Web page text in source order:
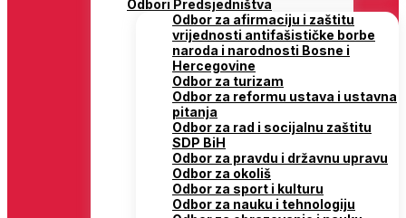
Odbori Predsjedništva
Odbor za afirmaciju i zaštitu
vrijednosti antifašističke borbe
naroda i narodnosti Bosne i
Hercegovine
Odbor za turizam
Odbor za reformu ustava i ustavna
pitanja
Odbor za rad i socijalnu zaštitu
SDP BiH
Odbor za pravdu i državnu upravu
Odbor za okoliš
Odbor za sport i kulturu
Odbor za nauku i tehnologiju